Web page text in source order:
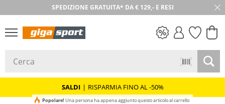
SPEDIZIONE GRATUITA* DA € 129,- E RESI
30 GIORNI DI RESO
SALDI | RISPARMIA FINO AL -50%
Popolare! Una persona ha appena aggiunto questo articolo al carrello